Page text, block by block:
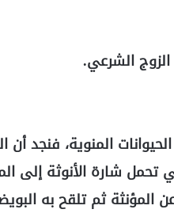
المنوية، فنجد أن
تحمل شارة الأنوثة إلى
المؤنثة ثم تلقح به